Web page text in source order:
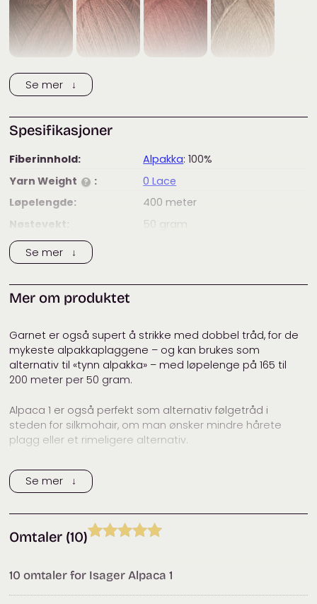
Se mer ↓
Spesifikasjoner
Fiberinnhold: Alpakka: 100%
Yarn Weight
? :
0 Lace
Løpelengde:
400 meter
Nøstevekt:
50 gram
Strikkefasthet
(masker) ? :
Strikkefasthet
(pinner)
? :
34 per 10 cm
pinnestørrelse:
Vaskeanvisning:
Merke:
Pakke størrelse:
13 × 7 × 6 cm
Kategorier:
Isager
Se mer ↓
Mer om produktet
Garnet er også supert å strikke med dobbel tråd, for de
mykeste alpakkaplaggene – og kan brukes som
alternativ til «tynn alpakka» – med løpelenge på 165 til
200 meter per 50 gram.
Alpaca 1 er også perfekt som alternativ følgetråd i
steden for silkmohair, om man ønsker mindre hårete
plagg eller et rimeligere alternativ.
Anbefalt pinnestørrelse er 2 til 3 mm (blir veldig løst) som
enkelttråd – men 4,0 -4,5 eller 5,0 mm sammen med
Tweed eller andre av de flotte Isagerkvalitetene.
Strikkefasthetoversikt:
Denultimate strikkefasthetoversikten
god kontroll, når du skal planlegge neste prosjekt med
Se mer ↓
Omtaler (10)
av 5 basert
på
10 omtaler for Isager Alpaca 1